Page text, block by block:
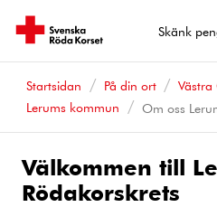
Skänk
Startsidan På din ort
Lerums kommun
Om oss
Välkommen till
Rödakorskrets